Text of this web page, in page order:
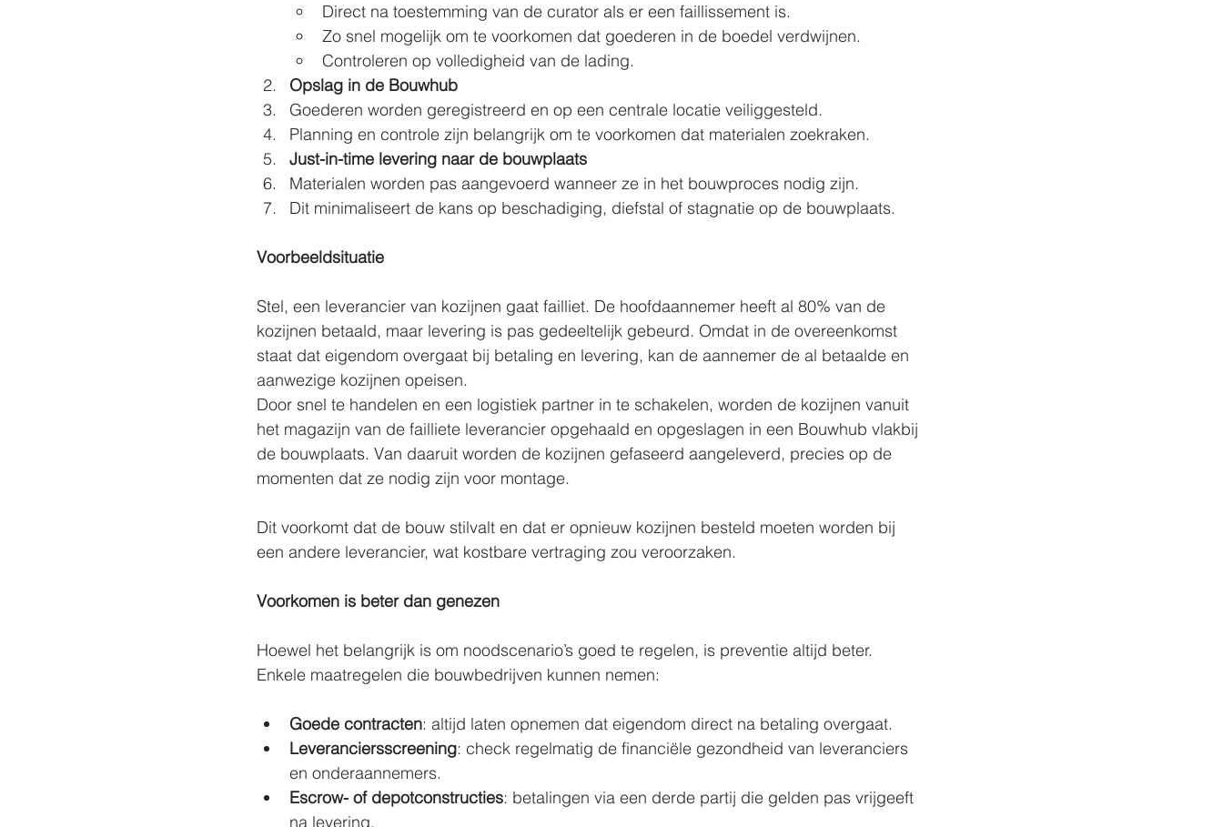
Direct na toestemming van de curator als er een faillissement is.
Zo snel mogelijk om te voorkomen dat goederen in de boedel verdwijnen.
Controleren op volledigheid van de lading.
Opslag in de Bouwhub
Goederen worden geregistreerd en op een centrale locatie veiliggesteld.
Planning en controle zijn belangrijk om te voorkomen dat materialen zoekraken.
Just-in-time levering naar de bouwplaats
Materialen worden pas aangevoerd wanneer ze in het bouwproces nodig zijn.
Dit minimaliseert de kans op beschadiging, diefstal of stagnatie op de bouwplaats.
Voorbeeldsituatie
Stel, een leverancier van kozijnen gaat failliet. De hoofdaannemer heeft al 80% van de
kozijnen betaald, maar levering is pas gedeeltelijk gebeurd. Omdat in de overeenkomst
staat dat eigendom overgaat bij betaling en levering, kan de aannemer de al betaalde en
aanwezige kozijnen opeisen.
Door snel te handelen en een logistiek partner in te schakelen, worden de kozijnen vanuit
het magazijn van de failliete leverancier opgehaald en opgeslagen in een Bouwhub vlakbij
de bouwplaats. Van daaruit worden de kozijnen gefaseerd aangeleverd, precies op de
momenten dat ze nodig zijn voor montage.
Dit voorkomt dat de bouw stilvalt en dat er opnieuw kozijnen besteld moeten worden bij
een andere leverancier, wat kostbare vertraging zou veroorzaken.
Voorkomen is beter dan genezen
Hoewel het belangrijk is om noodscenario’s goed te regelen, is preventie altijd beter.
Enkele maatregelen die bouwbedrijven kunnen nemen:
Goede contracten: altijd laten opnemen dat eigendom direct na betaling overgaat.
Leveranciersscreening: check regelmatig de financiële gezondheid van leveranciers
en onderaannemers.
Escrow- of depotconstructies: betalingen via een derde partij die gelden pas vrijgeeft
na levering.